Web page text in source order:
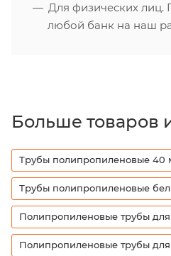
Для физических лиц.
любой банк на наш
Больше товаров
Трубы полипропиленовые 40
Трубы полипропиленовые
Полипропиленовые трубы
Полипропиленовые трубы для